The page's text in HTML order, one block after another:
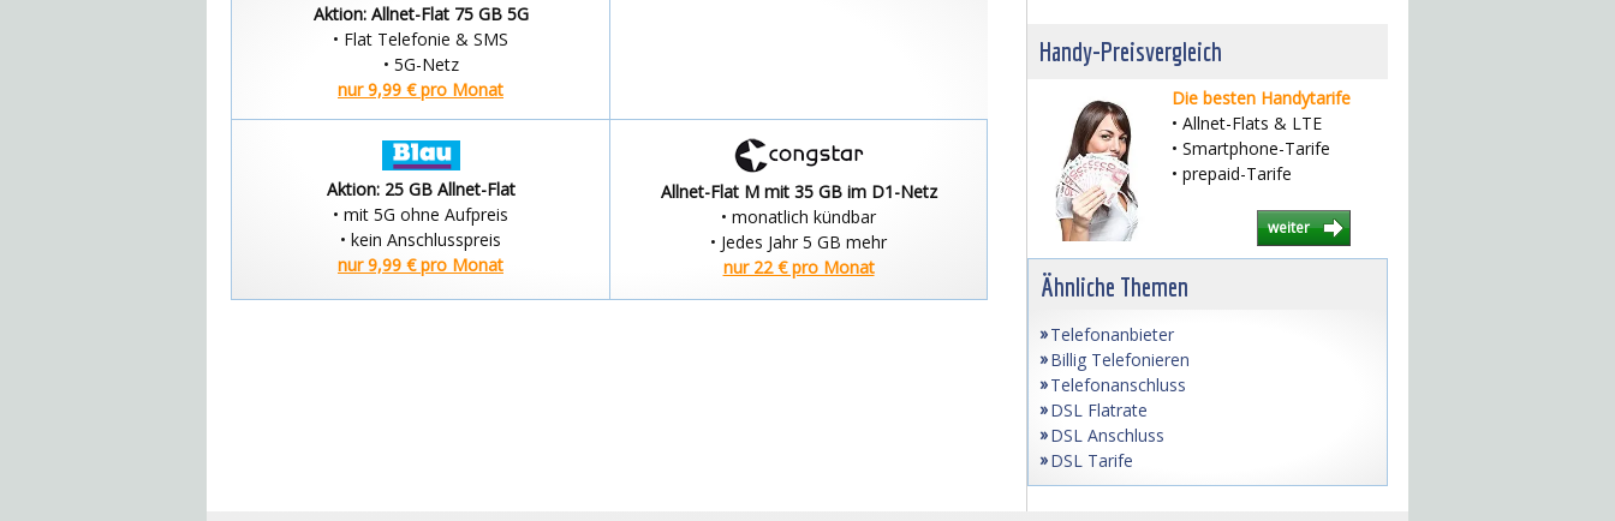
Aktion: Allnet-Flat 75 GB 5G
• Flat Telefonie & SMS
• 5G-Netz
nur 9,99 € pro Monat
Aktion: 25 GB Allnet-Flat
• mit 5G ohne Aufpreis
• kein Anschlusspreis
nur 9,99 € pro Monat
Allnet-Flat M mit 35 GB im D1-Netz
• monatlich kündbar
• Jedes Jahr 5 GB mehr
nur 22 € pro Monat
Handy-Preisvergleich
Die besten Handytarife
• Allnet-Flats & LTE
• Smartphone-Tarife
• prepaid-Tarife
weiter
Ähnliche Themen
Telefonanbieter
Billig Telefonieren
Telefonanschluss
DSL Flatrate
DSL Anschluss
DSL Tarife